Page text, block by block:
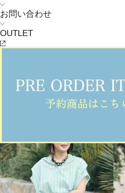
お問い合わせ
OUTLET
MOGA